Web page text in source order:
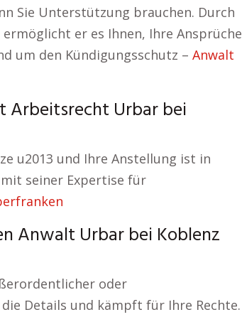
Sie Unterstützung brauchen. Durch
er es Ihnen, Ihre Ansprüche
um den Kündigungsschutz – Anwalt
Arbeitsrecht Urbar bei
u2013 und Ihre Anstellung ist in
mit seiner Expertise für
Anwalt Urbar bei Koblenz
oder
Details und kämpft für Ihre Rechte.